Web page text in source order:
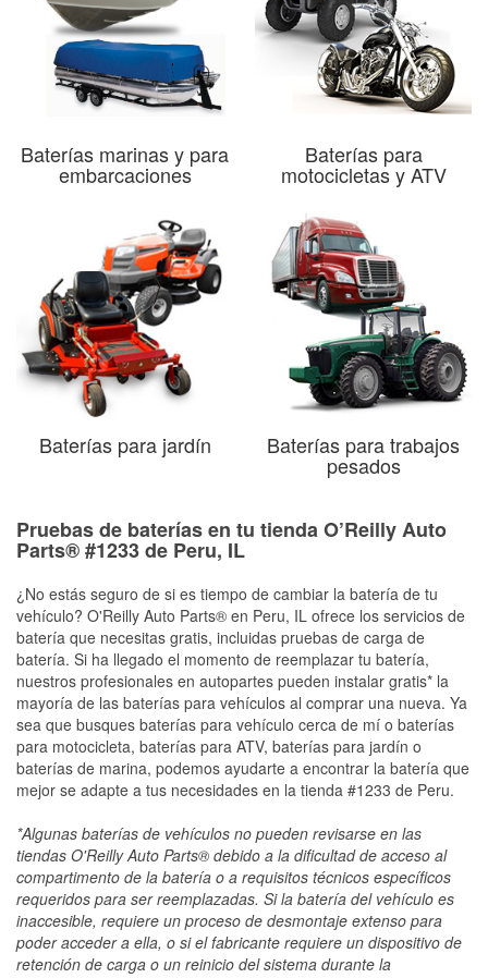
Baterías marinas y para
embarcaciones
Baterías para
motocicletas y ATV
Baterías para jardín Baterías para trabajos
pesados
Pruebas de baterías en tu tienda O’Reilly Auto
Parts® #1233 de Peru, IL
¿No estás seguro de si es tiempo de cambiar la batería de tu
vehículo? O'Reilly Auto Parts® en Peru, IL ofrece los servicios de
batería que necesitas gratis, incluidas pruebas de carga de
batería. Si ha llegado el momento de reemplazar tu batería,
nuestros profesionales en autopartes pueden instalar gratis* la
mayoría de las baterías para vehículos al comprar una nueva. Ya
sea que busques baterías para vehículo cerca de mí o baterías
para motocicleta, baterías para ATV, baterías para jardín o
baterías de marina, podemos ayudarte a encontrar la batería que
mejor se adapte a tus necesidades en la tienda #1233 de Peru.
*Algunas baterías de vehículos no pueden revisarse en las
tiendas O'Reilly Auto Parts® debido a la dificultad de acceso al
compartimento de la batería o a requisitos técnicos específicos
requeridos para ser reemplazadas. Si la batería del vehículo es
inaccesible, requiere un proceso de desmontaje extenso para
poder acceder a ella, o si el fabricante requiere un dispositivo de
retención de carga o un reinicio del sistema durante la